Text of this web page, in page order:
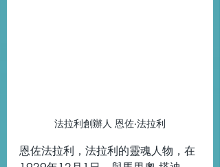
法拉利創辦人 恩佐‧法拉利
恩佐法拉利，法拉利的靈魂人物，在